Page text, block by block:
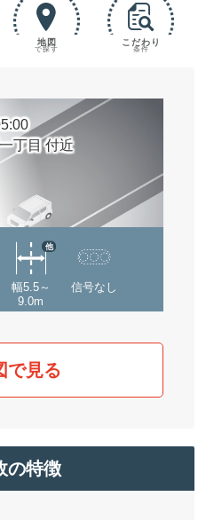
地図
で探す
こだわり
条件
丁目 付近
幅5.5～
9.0m
他
信号なし
で見る
の特徴